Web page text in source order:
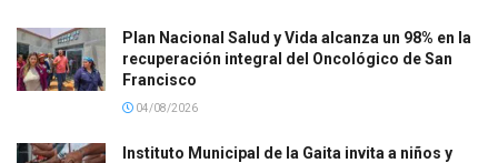
Plan Nacional Salud y Vida alcanza un 98% en la
recuperación integral del Oncológico de San
Francisco
04/08/2026
Instituto Municipal de la Gaita invita a niños y